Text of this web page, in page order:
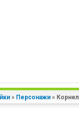
» Персонажи »